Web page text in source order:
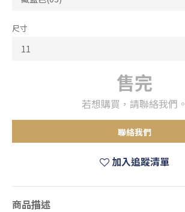
尺寸
售完
若想購買，請聯絡我們。
聯絡我們
加入追蹤清單
商品描述